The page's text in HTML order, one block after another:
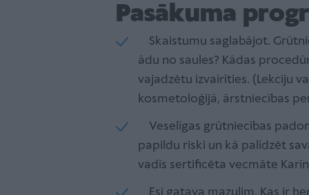
Pasākuma
Skaistumu saglabājot.
ādu no saules? Kādas
vajadzētu izvairīties. (Lekciju
kosmetoloģijā, ārstniecības
Veselīgas grūtniecības
papildu riski un kā palīdzēt
vadīs sertificēta vecmāte